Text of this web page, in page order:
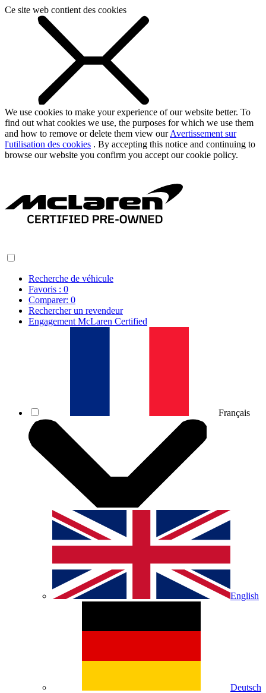
Ce site web contient des cookies
We use cookies to make your experience of our website better. To
find out what cookies we use, the purposes for which we use them
and how to remove or delete them view ourAvertissement sur
l'utilisation des cookies . By accepting this notice and continuing to
browse our website you confirm you accept our cookie policy.
Recherche de véhicule
Favoris : 0
Comparer: 0
Rechercher un revendeur
Engagement McLaren Certified
Français
English
Deutsch